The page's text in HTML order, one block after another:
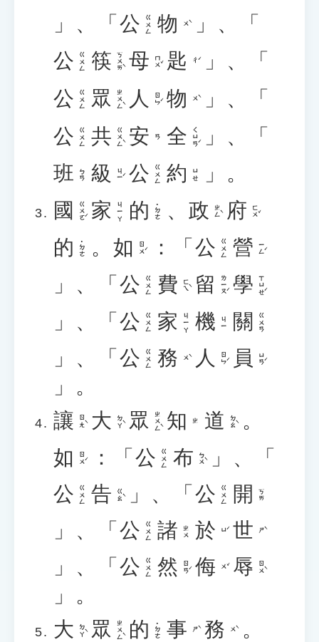
」、「 公 ㄍㄨㄥ 物 ㄨˋ
」、「
公 ㄍㄨㄥ 筷 ㄎㄨㄞˋ 母 ㄇㄨˇ 匙 ㄔˊ
」、「
公 ㄍㄨㄥ 眾 ㄓㄨㄥˋ 人 ㄖㄣˊ 物 ㄨˋ
」、「
公 ㄍㄨㄥ 共 ㄍㄨㄥˋ 安 ㄢ 全 ㄑㄩㄢˊ
」、「
班 ㄅㄢ 級 ㄐㄧˊ 公 ㄍㄨㄥ 約 ㄩㄝ
」。
國 ㄍㄨㄛˊ 家 ㄐㄧㄚ 的 ˙ㄉㄜ 、 政 ㄓㄥˋ 府 ㄈㄨˇ
的 ˙ㄉㄜ 。 如 ㄖㄨˊ ：「 公 ㄍㄨㄥ 營 ㄧㄥˊ
」、「 公 ㄍㄨㄥ 費 ㄈㄟˋ 留 ㄌㄧㄡˊ 學 ㄒㄩㄝˊ
」、「 公 ㄍㄨㄥ 家 ㄐㄧㄚ 機 ㄐㄧ 關 ㄍㄨㄢ
」、「 公 ㄍㄨㄥ 務 ㄨˋ 人 ㄖㄣˊ 員 ㄩㄢˊ
」。
讓 ㄖㄤˋ 大 ㄉㄚˋ 眾 ㄓㄨㄥˋ 知 ㄓ 道 ㄉㄠˋ 。
如 ㄖㄨˊ ：「 公 ㄍㄨㄥ 布 ㄅㄨˋ
」、「
公 ㄍㄨㄥ 告 ㄍㄠˋ 」、「 公 ㄍㄨㄥ 開 ㄎㄞ
」、「 公 ㄍㄨㄥ 諸 ㄓㄨ 於 ㄩˊ 世 ㄕˋ
」、「 公 ㄍㄨㄥ 然 ㄖㄢˊ 侮 ㄨˇ 辱 ㄖㄨˋ
」。
大 ㄉㄚˋ 眾 ㄓㄨㄥˋ 的 ˙ㄉㄜ 事 ㄕˋ 務 ㄨˋ
。